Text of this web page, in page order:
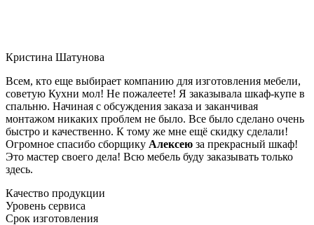
Кристина Шатунова
Всем, кто еще выбирает компанию для изготовления мебели,
советую Кухни мол! Не пожалеете! Я заказывала шкаф-купе в
спальню. Начиная с обсуждения заказа и заканчивая
монтажом никаких проблем не было. Все было сделано очень
быстро и качественно. К тому же мне ещё скидку сделали!
Огромное спасибо сборщику Алексею за прекрасный шкаф!
Это мастер своего дела! Всю мебель буду заказывать только
здесь.
Качество продукции
Уровень сервиса
Срок изготовления